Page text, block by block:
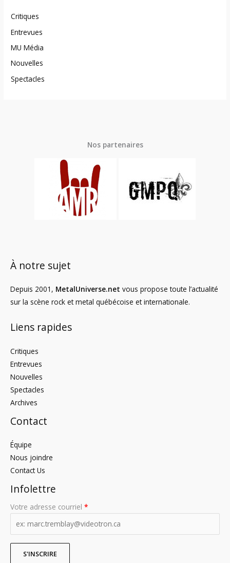
Critiques
Entrevues
MU Média
Nouvelles
Spectacles
Nos partenaires
À notre sujet
Depuis 2001, MetalUniverse.net vous propose toute l’actualité
sur la scène rock et metal québécoise et internationale.
Liens rapides
Critiques
Entrevues
Nouvelles
Spectacles
Archives
Contact
Équipe
Nous joindre
Contact Us
Infolettre
Votre adresse courriel *